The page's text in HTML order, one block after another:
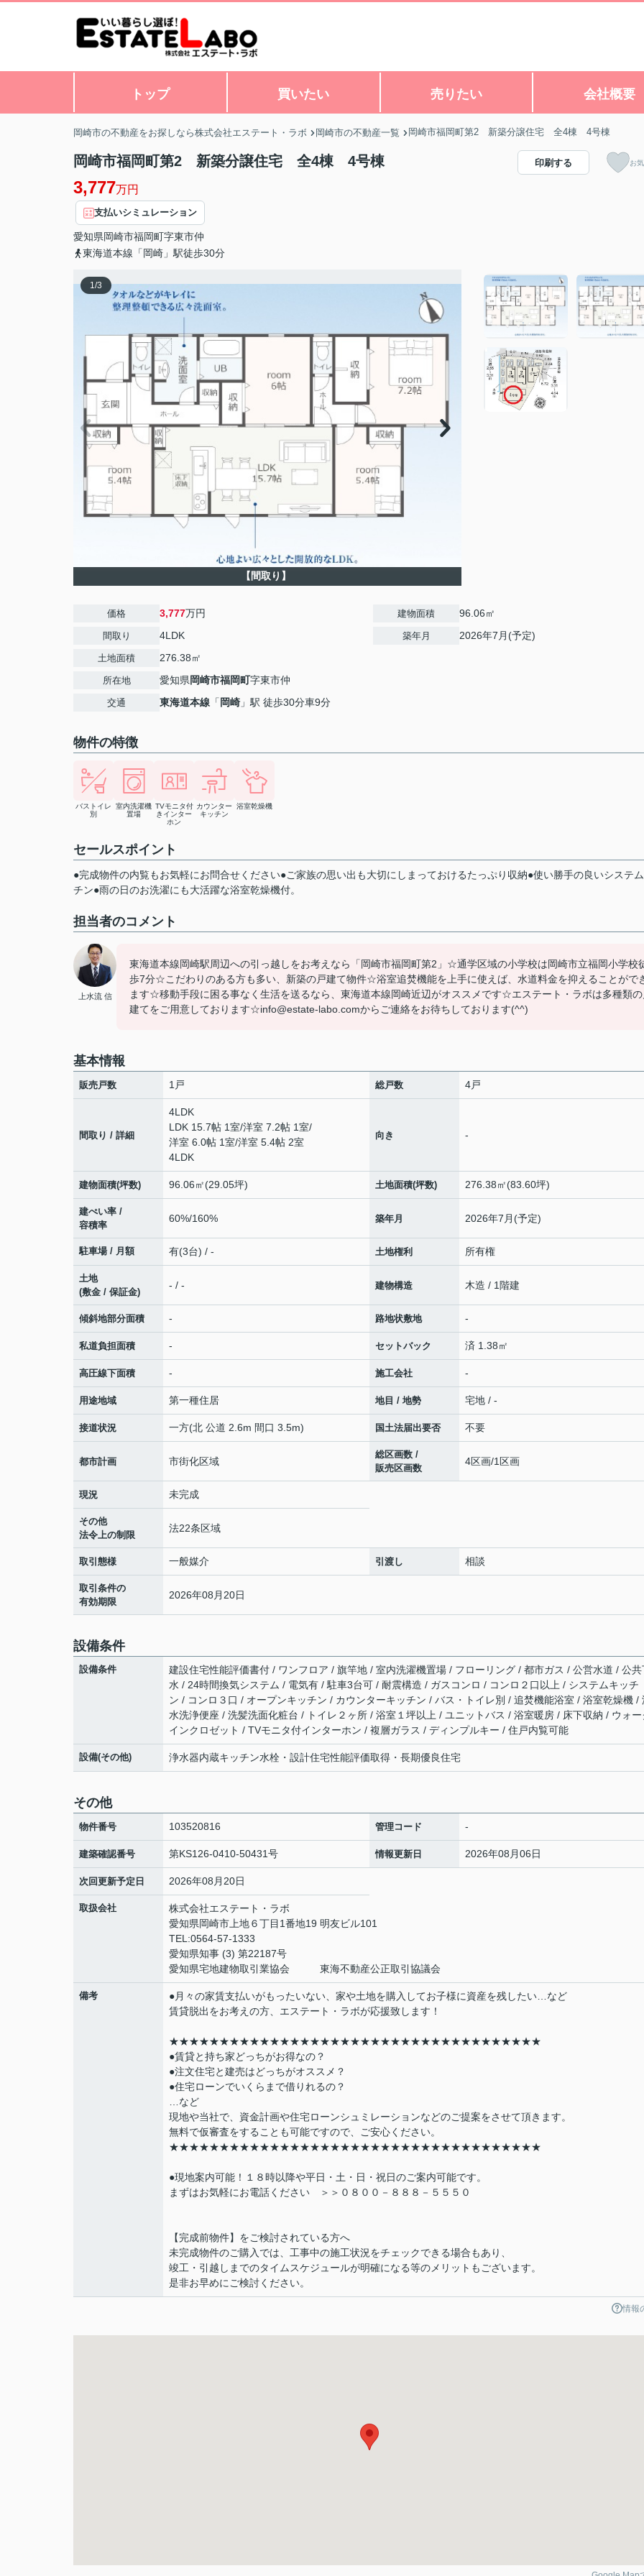
トップ 買いたい 売りたい 会社概要
岡崎市の不動産をお探しなら株式会社エステート・ラボ 岡崎市の不動産一覧 岡崎市福岡町第2 新築分譲住宅 全4棟 4号棟
岡崎市福岡町第2 新築分譲住宅 全4棟 4号棟
3,777万円
支払いシミュレーション
愛知県岡崎市福岡町字東市仲
東海道本線「岡崎」駅徒歩30分
印刷する お
1/3
【間取り】
価格 3,777万円
間取り 4LDK
土地面積 276.38㎡
所在地 愛知県岡崎市福岡町字東市仲
交通 東海道本線 「 岡崎 」駅 徒歩30分車9分
建物面積 96.06㎡
築年月 2026年7月(予定)
物件の特徴
バストイレ
別
室内洗濯機
置場
TVモニタ付
きインター
ホン
カウンター
キッチン
浴室乾燥機
セールスポイント
●完成物件の内覧もお気軽にお問合せください●ご家族の思い出も大切にしまっておけるたっぷり収納●使い勝手の良いシステ
チン●雨の日のお洗濯にも大活躍な浴室乾燥機付。
担当者のコメント
上水流 信
東海道本線岡崎駅周辺への引っ越しをお考えなら「岡崎市福岡町第2」☆通学区域の小学校は岡崎市立福岡小学校
歩7分☆こだわりのある方も多い、新築の戸建て物件☆浴室追焚機能を上手に使えば、水道料金を抑えることがで
ます☆移動手段に困る事なく生活を送るなら、東海道本線岡崎近辺がオススメです☆エステート・ラボは多種類
建てをご用意しております☆info@estate-labo.comからご連絡をお待ちしております(^^)
基本情報
販売戸数 1戸 総戸数 4戸
間取り / 詳細
4LDK
LDK 15.7帖 1室/洋室 7.2帖 1室/
洋室 6.0帖 1室/洋室 5.4帖 2室
4LDK
向き -
建物面積(坪数) 96.06㎡(29.05坪) 土地面積(坪数) 276.38㎡(83.60坪)
建ぺい率 /
容積率
60%/160% 築年月 2026年7月(予定)
駐車場 / 月額 有(3台) / - 土地権利 所有権
土地
(敷金 / 保証金)
- / - 建物構造 木造 / 1階建
傾斜地部分面積 - 路地状敷地 -
私道負担面積 - セットバック 済 1.38㎡
高圧線下面積 - 施工会社 -
用途地域 第一種住居 地目 / 地勢 宅地 / -
接道状況 一方(北 公道 2.6m 間口 3.5m) 国土法届出要否 不要
都市計画 市街化区域
総区画数 /
販売区画数
4区画/1区画
現況 未完成
その他
法令上の制限
法22条区域
取引態様 一般媒介 引渡し 相談
取引条件の
有効期限
2026年08月20日
設備条件
設備条件
建設住宅性能評価書付 / ワンフロア / 旗竿地 / 室内洗濯機置場 / フローリング / 都市ガス / 公営水道 / 公共
水 / 24時間換気システム / 電気有 / 駐車3台可 / 耐震構造 / ガスコンロ / コンロ２口以上 / システムキッチ
ン / コンロ３口 / オープンキッチン / カウンターキッチン / バス・トイレ別 / 追焚機能浴室 / 浴室乾燥機 /
水洗浄便座 / 洗髪洗面化粧台 / トイレ２ヶ所 / 浴室１坪以上 / ユニットバス / 浴室暖房 / 床下収納 / ウォー
インクロゼット / TVモニタ付インターホン / 複層ガラス / ディンプルキー / 住戸内覧可能
設備(その他) 浄水器内蔵キッチン水栓・設計住宅性能評価取得・長期優良住宅
その他
物件番号 103520816 管理コード -
建築確認番号 第KS126-0410-50431号 情報更新日 2026年08月06日
次回更新予定日 2026年08月20日
取扱会社
株式会社エステート・ラボ
愛知県岡崎市上地６丁目1番地19 明友ビル101
TEL:0564-57-1333
愛知県知事 (3) 第22187号
愛知県宅地建物取引業協会 東海不動産公正取引協議会
備考
●月々の家賃支払いがもったいない、家や土地を購入してお子様に資産を残したい…など
賃貸脱出をお考えの方、エステート・ラボが応援致します！
★★★★★★★★★★★★★★★★★★★★★★★★★★★★★★★★★★★★★
●賃貸と持ち家どっちがお得なの？
●注文住宅と建売はどっちがオススメ？
●住宅ローンでいくらまで借りれるの？
…など
現地や当社で、資金計画や住宅ローンシュミレーションなどのご提案をさせて頂きます。
無料で仮審査をすることも可能ですので、ご安心ください。
★★★★★★★★★★★★★★★★★★★★★★★★★★★★★★★★★★★★★
●現地案内可能！１８時以降や平日・土・日・祝日のご案内可能です。
まずはお気軽にお電話ください ＞＞０８００－８８８－５５５０
【完成前物件】をご検討されている方へ
未完成物件のご購入では、工事中の施工状況をチェックできる場合もあり、
竣工・引越しまでのタイムスケジュールが明確になる等のメリットもございます。
是非お早めにご検討ください。
情報